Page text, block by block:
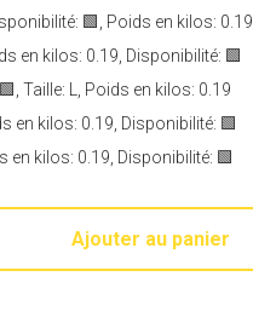
🟩, Poids en kilos: 0.19
en kilos: 0.19, Disponibilité: 🟩
Taille: L, Poids en kilos: 0.19
en kilos: 0.19, Disponibilité: 🟩
en kilos: 0.19, Disponibilité: 🟩
Ajouter au panier